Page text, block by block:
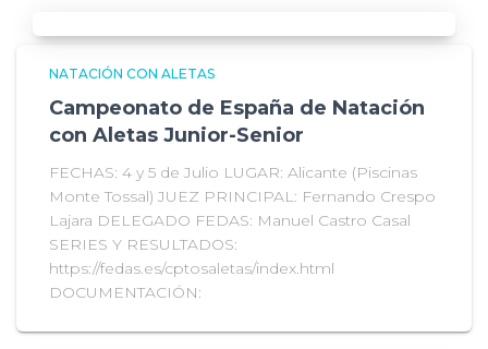
NATACIÓN CON ALETAS
Campeonato de España de Natación
con Aletas Junior-Senior
FECHAS: 4 y 5 de Julio LUGAR: Alicante (Piscinas
Monte Tossal) JUEZ PRINCIPAL: Fernando Crespo
Lajara DELEGADO FEDAS: Manuel Castro Casal
SERIES Y RESULTADOS:
https://fedas.es/cptosaletas/index.html
DOCUMENTACIÓN: